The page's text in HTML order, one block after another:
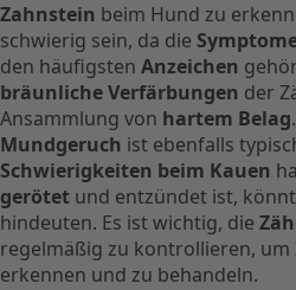
Zahnstein beim Hund zu
schwierig sein, da die
den häufigsten Anzeichen
bräunliche Verfärbungen der
Ansammlung von hartem Belag
Mundgeruch ist ebenfalls
Schwierigkeiten beim Kauen
gerötet und entzündet ist,
hindeuten. Es ist wichtig, die
regelmäßig zu kontrollieren,
erkennen und zu behandeln.